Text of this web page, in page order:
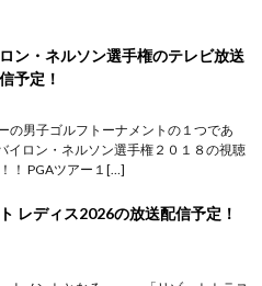
ロン・ネルソン選手権のテレビ放送
予定！
の男子ゴルフトーナメントの１つであ
イロン・ネルソン選手権２０１８の視聴
！ PGAツアー１[…]
レディス2026の放送配信予定！